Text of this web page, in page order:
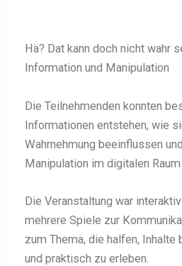
Hä? Dat kann doch nicht wahr
Information und Manipulation
Die Teilnehmenden konnten
Informationen entstehen, wie
Wahrnehmung beeinflussen
Manipulation im digitalen Raum
Die Veranstaltung war
mehrere Spiele zur
zum Thema, die halfen,
und praktisch zu erleben.